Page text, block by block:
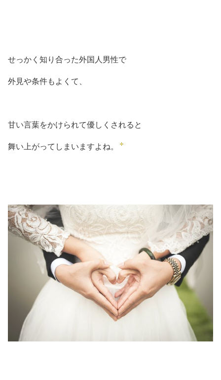
せっかく知り合った外国人男性で
外見や条件もよくて、
甘い言葉をかけられて優しくされると
舞い上がってしまいますよね。